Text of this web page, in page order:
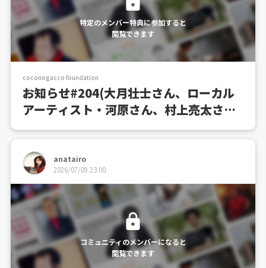
特定のメンバー特典に参加すると
閲覧できます
coconogacco foundation
お知らせ#204(大月壮士さん、ローカル
アーティスト・河原さん、村上亮太さん
登壇トークイベント開催のお知らせ)
anatairo
2026/07/09 23:00
コミュニティのメンバーになると
閲覧できます